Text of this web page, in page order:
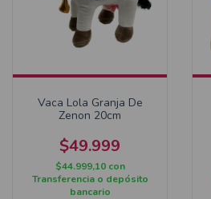
Vaca Lola Granja De
Zenon 20cm
$49.999
$44.999,10 con
Transferencia o depósito
bancario